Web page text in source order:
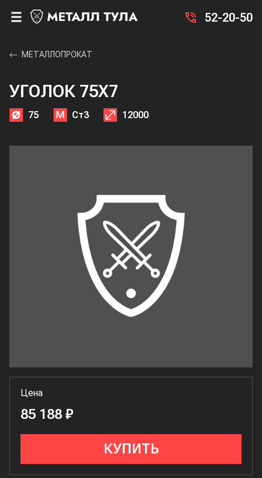
52-20-50
МЕТАЛЛОПРОКАТ
УГОЛОК 75X7
75 Ст3 12000
Цена
85 188 ₽
КУПИТЬ